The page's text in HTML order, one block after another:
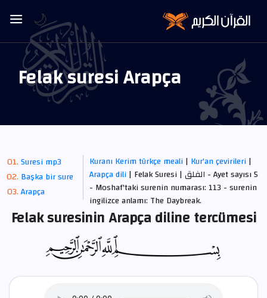
Felak suresi Arapça
Suresi mp3
Başka bir sure
Arapça
Kuranı Kerim türkçe meali| Kur'an çevirileri|
Arapça dili| Felak Suresi | الفلق - Ayet sayısı 5
- Moshaf'taki surenin numarası: 113 - surenin
ingilizce anlamı: The Daybreak.
Felak suresinin Arapça diline tercümesi
🌙